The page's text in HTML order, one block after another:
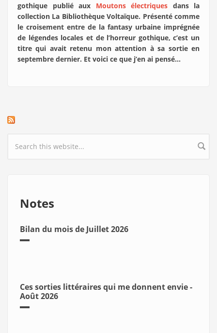
gothique publié aux Moutons électriques dans la
collection La Bibliothèque Voltaïque. Présenté comme
le croisement entre de la fantasy urbaine imprégnée
de légendes locales et de l’horreur gothique, c’est un
titre qui avait retenu mon attention à sa sortie en
septembre dernier. Et voici ce que j’en ai pensé…
Search form
Notes
Bilan du mois de Juillet 2026
Ces sorties littéraires qui me donnent envie -
Août 2026